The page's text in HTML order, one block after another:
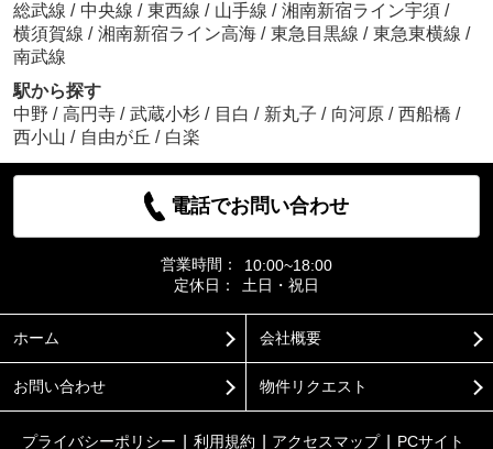
総武線 / 中央線 / 東西線 / 山手線 / 湘南新宿ライン宇須 /
横須賀線 / 湘南新宿ライン高海 / 東急目黒線 / 東急東横線 /
南武線
駅から探す
中野 / 高円寺 / 武蔵小杉 / 目白 / 新丸子 / 向河原 / 西船橋 /
西小山 / 自由が丘 / 白楽
電話でお問い合わせ
営業時間：
10:00~18:00
定休日：
土日・祝日
ホーム 会社概要
お問い合わせ 物件リクエスト
プライバシーポリシー 利用規約 アクセスマップ PCサイト